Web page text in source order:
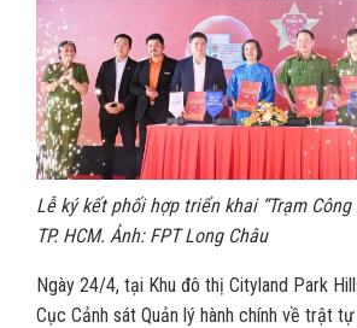
Lễ ký kết phối hợp triển khai “Trạm
TP. HCM. Ảnh: FPT Long Châu
Ngày 24/4, tại Khu đô thị Cityland Park
Cục Cảnh sát Quản lý hành chính về trật